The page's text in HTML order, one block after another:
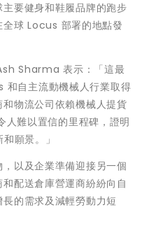
要健身和鞋履品牌的跑步
全球 Locus 部署的地點發
Sharma 表示：「這最
自主流動機械人行業取得
物流公司依賴機械人提貨
人難以置信的里程碑，證明
願景。」
以及企業準備迎接另一個
配送倉庫營運商紛紛向自
的需求及減輕勞動力短